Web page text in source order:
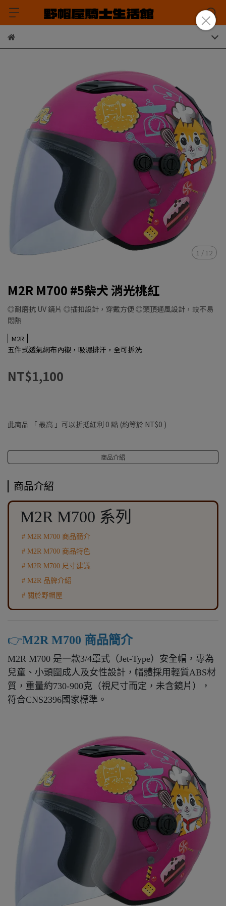
1 / 12
M2R M700 #5柴犬 消光桃紅
◎耐磨抗 UV 鏡片 ◎插扣設計，穿戴方便 ◎頭頂通風設計，較不易
悶熱
M2R
五件式透氣網布內襯，吸濕排汗，全可拆洗
NT$1,100
此商品 「 最高 」可以折抵紅利 0 點 (約等於 NT$0 )
商品介紹
商品介紹
M2R M700 系列
# M2R M700 商品簡介
# M2R M700 商品特色
# M2R M700 尺寸建議
# M2R 品牌介紹
# 關於野帽屋
👉️M2R M700 商品簡介
M2R M700 是一款3/4罩式（Jet-Type）安全帽，專為
兒童、小頭圍成人及女性設計，帽體採用輕質ABS材
質，重量約730-900克（視尺寸而定，未含鏡片），
符合CNS2396國家標準。